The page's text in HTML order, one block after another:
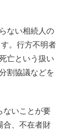
ない相続人の
。行方不明者
亡という扱い
割協議などを
ないことが要
合、不在者財